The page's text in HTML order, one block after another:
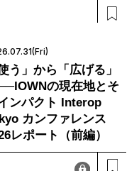
使う」から「広げる」
の現在地とそ
ンパクト Interop
カンファレンス
レポート（前編）